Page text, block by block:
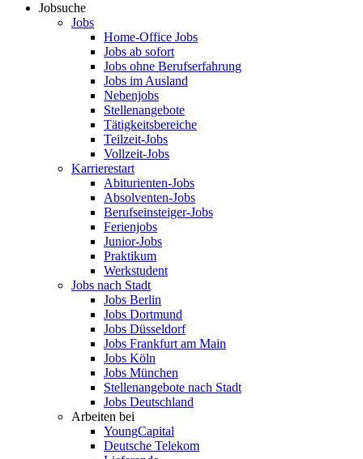
Jobsuche
Jobs
Home-Office Jobs
Jobs ab sofort
Jobs ohne Berufserfahrung
Jobs im Ausland
Nebenjobs
Stellenangebote
Tätigkeitsbereiche
Teilzeit-Jobs
Vollzeit-Jobs
Karrierestart
Abiturienten-Jobs
Absolventen-Jobs
Berufseinsteiger-Jobs
Ferienjobs
Junior-Jobs
Praktikum
Werkstudent
Jobs nach Stadt
Jobs Berlin
Jobs Dortmund
Jobs Düsseldorf
Jobs Frankfurt am Main
Jobs Köln
Jobs München
Stellenangebote nach Stadt
Jobs Deutschland
Arbeiten bei
YoungCapital
Deutsche Telekom